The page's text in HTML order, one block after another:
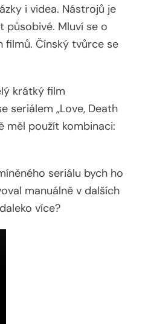
i videa. Nástrojů je
působivé. Mluví se o
filmů. Čínský tvůrce se
krátký film
seriálem „Love, Death
měl použít kombinaci:
seriálu bych ho
manuálně v dalších
více?